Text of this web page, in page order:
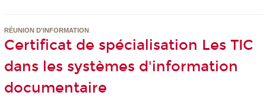
RÉUNION D'INFORMATION
Certificat de spécialisation Les TIC
dans les systèmes d'information
documentaire